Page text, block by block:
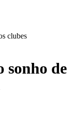
clubes
sonho de